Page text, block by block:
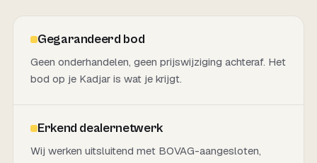
Gegarandeerd bod
Geen onderhandelen, geen prijswijziging achteraf. Het
bod op je Kadjar is wat je krijgt.
Erkend dealernetwerk
Wij werken uitsluitend met BOVAG-aangesloten,